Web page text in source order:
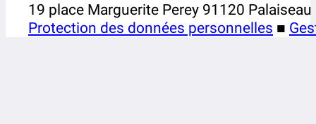
19 place Marguerite Perey 91120
Protection des données personnelles ■